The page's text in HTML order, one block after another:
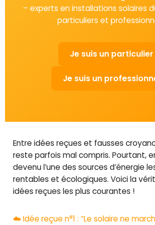
– experts en installations solaires
particuliers et
Je suis un particulier
Je suis un
Entre idées reçues et fausses
reste parfois mal compris. Pourtant,
devenu l’une des sources d’énergie
rentables et écologiques. Voici la
idées reçues les plus courantes !
☁️ Idée reçue n°1 : “Le solaire ne